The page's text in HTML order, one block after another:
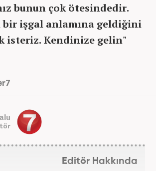
bunun çok ötesindedir.
işgal anlamına geldiğini
isteriz. Kendinize gelin"
Editör Hakkında